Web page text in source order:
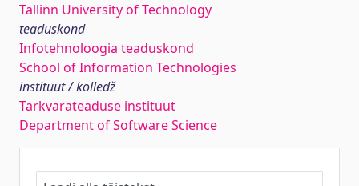
Tallinn University of Technology
teaduskond
Infotehnoloogia teaduskond
School of Information Technologies
instituut / kolledž
Tarkvarateaduse instituut
Department of Software Science